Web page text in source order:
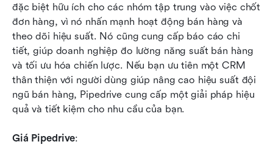
đặc biệt hữu ích cho các nhóm tập trung vào việc chốt
đơn hàng, vì nó nhấn mạnh hoạt động bán hàng và
theo dõi hiệu suất. Nó cũng cung cấp báo cáo chi
tiết, giúp doanh nghiệp đo lường năng suất bán hàng
và tối ưu hóa chiến lược. Nếu bạn ưu tiên một CRM
thân thiện với người dùng giúp nâng cao hiệu suất đội
ngũ bán hàng, Pipedrive cung cấp một giải pháp hiệu
quả và tiết kiệm cho nhu cầu của bạn.
Giá Pipedrive: